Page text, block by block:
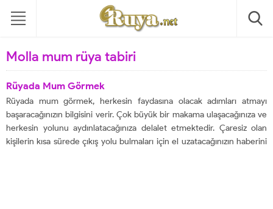
Molla mum rüya tabiri
Rüyada Mum Görmek
Rüyada mum görmek, herkesin faydasına olacak adımları atmayı
başaracağınızın bilgisini verir. Çok büyük bir makama ulaşacağınıza ve
herkesin yolunu aydınlatacağınıza delalet etmektedir. Çaresiz olan
kişilerin kısa sürede çıkış yolu bulmaları için el uzatacağınızın haberini